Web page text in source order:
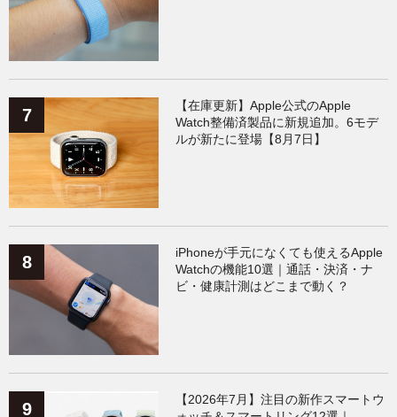
【在庫更新】Apple公式のApple
Watch整備済製品に新規追加。6モデ
ルが新たに登場【8月7日】
iPhoneが手元になくても使えるApple
Watchの機能10選｜通話・決済・ナ
ビ・健康計測はどこまで動く？
【2026年7月】注目の新作スマートウ